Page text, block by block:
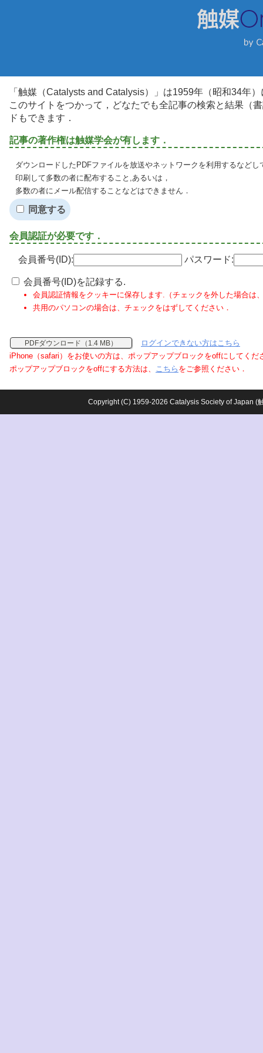
「触媒（Catalysts and Catalysis）」は1959年（昭和34年
このサイトをつかって，どなたでも全記事の検索と結果（
ドもできます．
記事の著作権は触媒学会が有します．
ダウンロードしたPDFファイルを放送やネットワークを利用するなど
印刷して多数の者に配布すること,あるいは，
多数の者にメール配信することなどはできません．
同意する
会員認証が必要です．
会員番号(ID): パスワード:
会員番号(ID)を記録する.
会員認証情報をクッキーに保存します.（チェックを外した場合は
共用のパソコンの場合は、チェックをはずしてください．
PDFダウンロード（1.4 MB）
ログインできない方はこちら
iPhone（safari）をお使いの方は、ポップアップブロックをoffにしてくだ
ポップアップブロックをoffにする方法は、 こちら をご参照ください．
Copyright (C) 1959-2026 Catalysis Society of Japan (